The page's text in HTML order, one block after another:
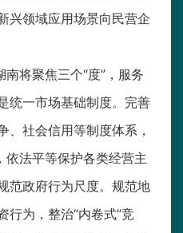
兴领域应用场景向民营企
南将聚焦三个“度”，服务
统一市场基础制度。完善
、社会信用等制度体系，
依法平等保护各类经营主
范政府行为尺度。规范地
行为，整治“内卷式”竞